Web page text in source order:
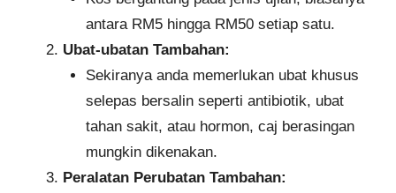
antara RM5 hingga RM50 setiap satu.
Ubat-ubatan Tambahan:
Sekiranya anda memerlukan ubat khusus
selepas bersalin seperti antibiotik, ubat
tahan sakit, atau hormon, caj berasingan
mungkin dikenakan.
Peralatan Perubatan Tambahan: